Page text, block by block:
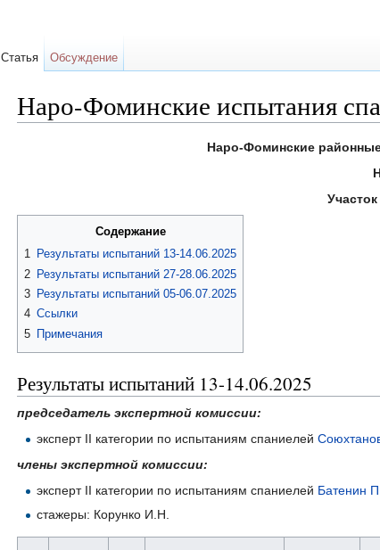
Наро-Фоминские испытания
Наро-Фоминские
Содержание
1 Результаты испытаний 13-14.06.2025
2 Результаты испытаний 27-28.06.2025
3 Результаты испытаний 05-06.07.2025
4 Ссылки
5 Примечания
Результаты испытаний 13-14.06.2025
председатель экспертной комиссии:
эксперт II категории по испытаниям спаниелей
члены экспертной комиссии:
эксперт II категории по испытаниям спаниелей Батенин
стажеры: Корунко И.Н.
Статья Обсуждение